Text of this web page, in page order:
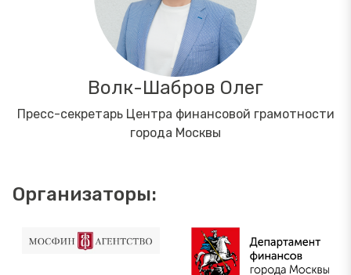
Волк-Шабров Олег
Пресс-секретарь Центра финансовой грамотности
города Москвы
Организаторы: